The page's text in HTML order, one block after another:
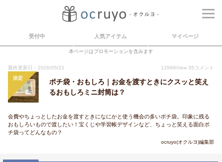
受付中 人気アイテム マイページ
本ページはプロモーションを含みます
最終更新日：2026/05/22 12999View 35 コメント
決定
ポチ袋・おもしろ｜お金を渡すときにクスッと笑え
るおもしろミニ封筒は？
会費やちょっとしたお金を渡すときになにかと使う機会の多いポチ袋。印象に残る
おもしろいもので渡したい！宝くじや学習帳デザインなど、ちょっと笑える面白ポ
チ袋ってどんなもの？
ocruyo(オクルヨ)編集部